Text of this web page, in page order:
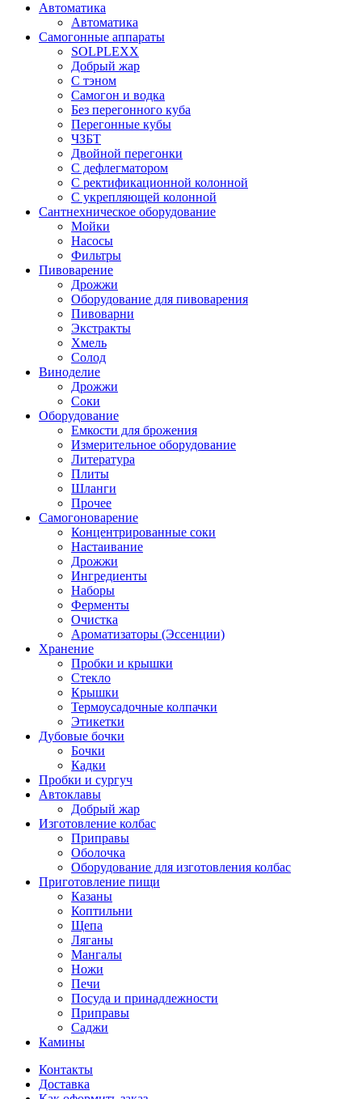
Автоматика
Автоматика
Самогонные аппараты
SOLPLEXX
Добрый жар
С тэном
Самогон и водка
Без перегонного куба
Перегонные кубы
ЧЗБТ
Двойной перегонки
С дефлегматором
С ректификационной колонной
С укрепляющей колонной
Сантнехническое оборудование
Мойки
Насосы
Фильтры
Пивоварение
Дрожжи
Оборудование для пивоварения
Пивоварни
Экстракты
Хмель
Солод
Виноделие
Дрожжи
Соки
Оборудование
Емкости для брожения
Измерительное оборудование
Литература
Плиты
Шланги
Прочее
Самогоноварение
Концентрированные соки
Настаивание
Дрожжи
Ингредиенты
Наборы
Ферменты
Очистка
Ароматизаторы (Эссенции)
Хранение
Пробки и крышки
Стекло
Крышки
Термоусадочные колпачки
Этикетки
Дубовые бочки
Бочки
Кадки
Пробки и сургуч
Автоклавы
Добрый жар
Изготовление колбас
Приправы
Оболочка
Оборудование для изготовления колбас
Приготовление пищи
Казаны
Коптильни
Щепа
Ляганы
Мангалы
Ножи
Печи
Посуда и принадлежности
Приправы
Саджи
Камины
Контакты
Доставка